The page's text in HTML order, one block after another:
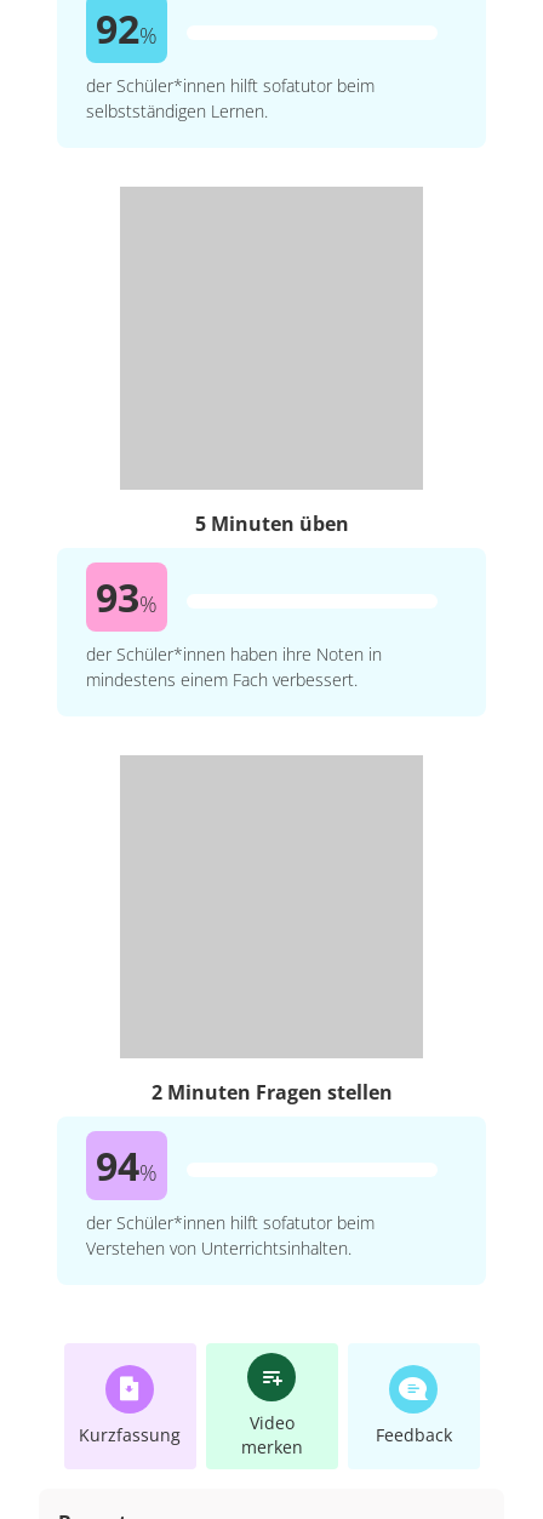
92%
der Schüler*innen hilft sofatutor beim
selbstständigen Lernen.
5 Minuten üben
93%
der Schüler*innen haben ihre Noten in
mindestens einem Fach verbessert.
2 Minuten Fragen stellen
94%
der Schüler*innen hilft sofatutor beim
Verstehen von Unterrichtsinhalten.
Kurzfassung
Video
merken
Feedback